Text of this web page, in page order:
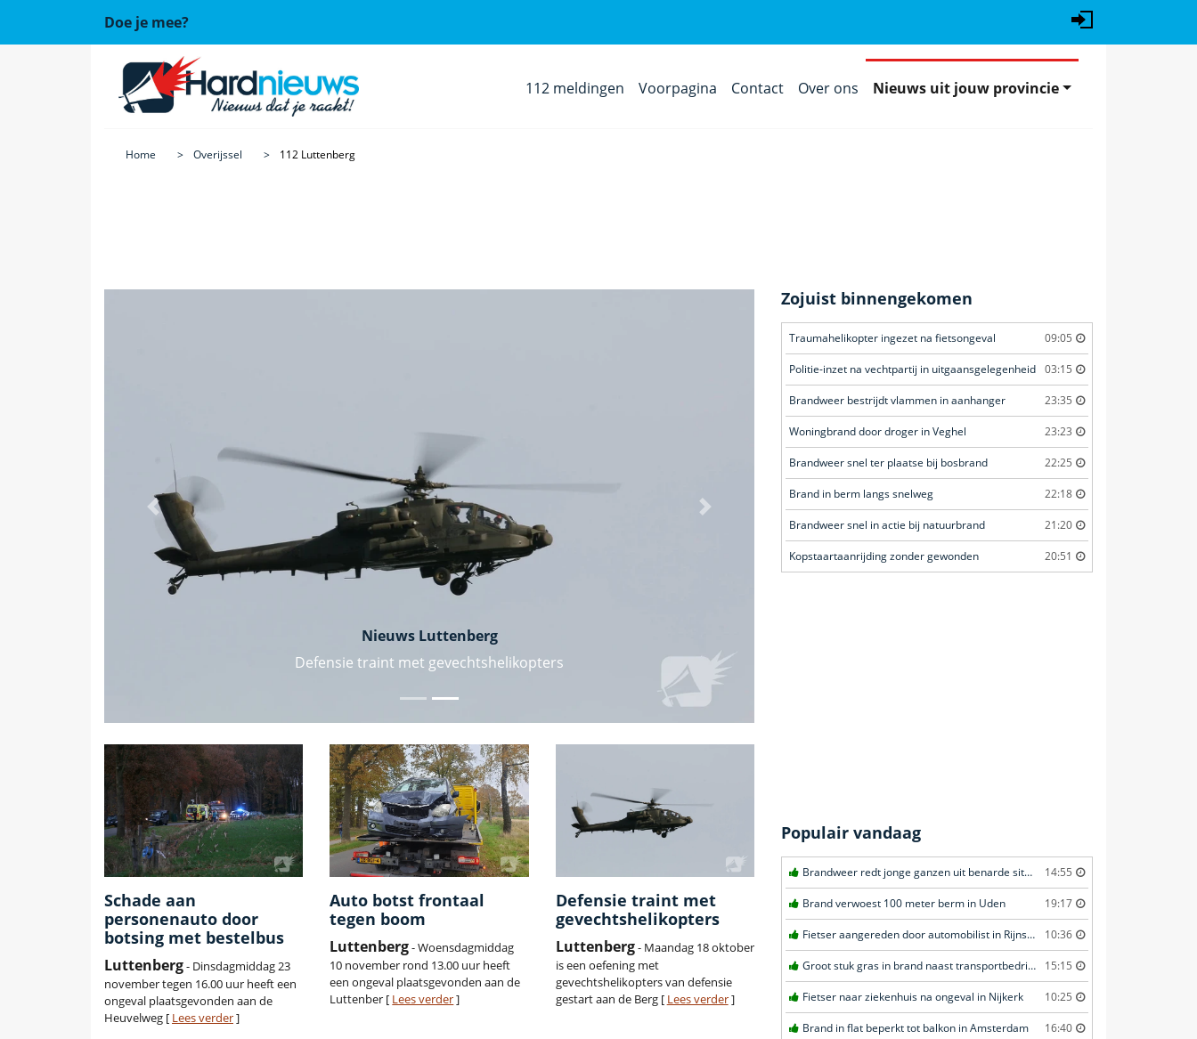
Doe je mee?
112 meldingen Voorpagina Contact Over ons Nieuws uit jouw provincie
Home Overijssel 112 Luttenberg
Nieuws Luttenberg
Defensie traint met gevechtshelikopters
Vorige Volgende
Schade aan
personenauto door
botsing met bestelbus
Luttenberg- Dinsdagmiddag 23
november tegen 16.00 uur heeft een
ongeval plaatsgevonden aan de
Heuvelweg [ Lees verder]
Auto botst frontaal
tegen boom
Luttenberg- Woensdagmiddag
10 november rond 13.00 uur heeft
een ongeval plaatsgevonden aan de
Luttenber [ Lees verder]
Defensie traint met
gevechtshelikopters
Luttenberg- Maandag 18 oktober
is een oefening met
gevechtshelikopters van defensie
gestart aan de Berg [ Lees verder]
Zojuist binnengekomen
Traumahelikopter ingezet na fietsongeval 09:05
Politie-inzet na vechtpartij in uitgaansgelegenheid 03:15
Brandweer bestrijdt vlammen in aanhanger 23:35
Woningbrand door droger in Veghel 23:23
Brandweer snel ter plaatse bij bosbrand 22:25
Brand in berm langs snelweg 22:18
Brandweer snel in actie bij natuurbrand 21:20
Kopstaartaanrijding zonder gewonden 20:51
Populair vandaag
Brandweer redt jonge ganzen uit benarde situatie in Amersfoort 14:55
Brand verwoest 100 meter berm in Uden 19:17
Fietser aangereden door automobilist in Rijnsburg 10:36
Groot stuk gras in brand naast transportbedrijf in Nieuwegein 15:15
Fietser naar ziekenhuis na ongeval in Nijkerk 10:25
Brand in flat beperkt tot balkon in Amsterdam 16:40